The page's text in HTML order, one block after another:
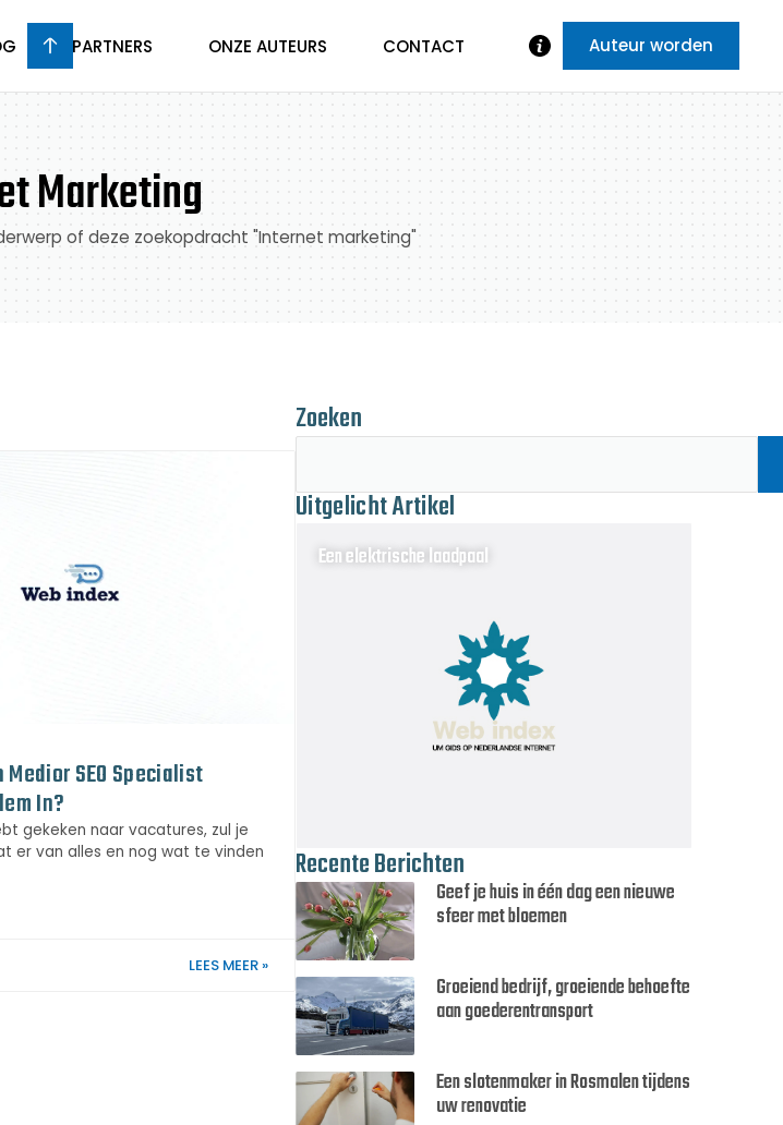
PARTNERS ONZE AUTEURS CONTACT Auteur worden
Marketing
of deze zoekopdracht "Internet marketing"
SEO Specialist
In?
gekeken naar vacatures, zul je
er van alles en nog wat te vinden
LEES MEER »
Zoeken
Uitgelicht Artikel
Een elektrische laadpaal
Recente Berichten
Geef je huis in één dag een nieuwe
sfeer met bloemen
Groeiend bedrijf, groeiende behoefte
aan goederentransport
Een slotenmaker in Rosmalen tijdens
uw renovatie